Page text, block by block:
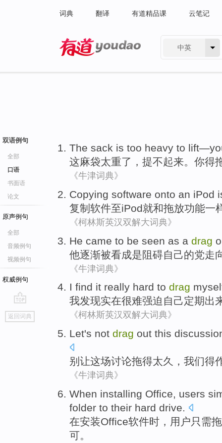
词典 翻译 有道精品课 云笔记
中英
双语例句
全部
口语
书面语
论文
原声例句
全部
音频例句
视频例句
权威例句
go
top
返回词典
The sack is too heavy to lift—
这麻袋太重了， 提不起来。 你得
《牛津词典》
Copying software onto an iPod
复制 软件至iPod就和拖放功能一
《柯林斯英汉双解大词典》
He came to be seen as a drag
他逐渐被看成是阻碍自己的党走
《牛津词典》
I find it really hard to drag
我发现实在很难强迫 自己定期出
《柯林斯英汉双解大词典》
Let's not drag out this
别 让这场讨论拖得太久， 我们得
《牛津词典》
When installing Office, users
folder to their hard drive.
在安装Office软件时， 用户只需拖
可。